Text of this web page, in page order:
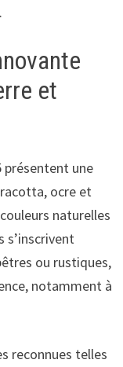
et
présentent une
ocre et
naturelles
s’inscrivent
ou rustiques,
notamment à
reconnues telles